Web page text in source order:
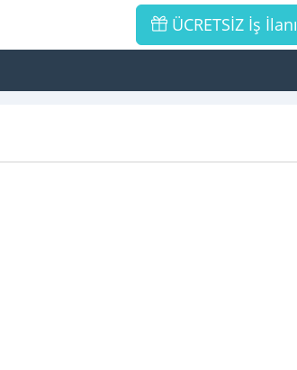
ÜCRETSİZ İş İlanı